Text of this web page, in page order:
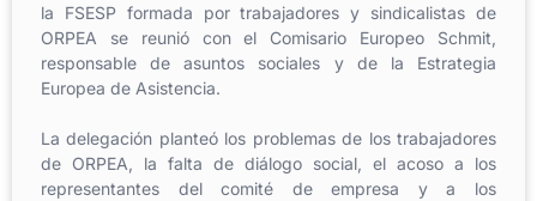
la FSESP formada por trabajadores y sindicalistas de
ORPEA se reunió con el Comisario Europeo Schmit,
responsable de asuntos sociales y de la Estrategia
Europea de Asistencia.
La delegación planteó los problemas de los trabajadores
de ORPEA, la falta de diálogo social, el acoso a los
representantes del comité de empresa y a los